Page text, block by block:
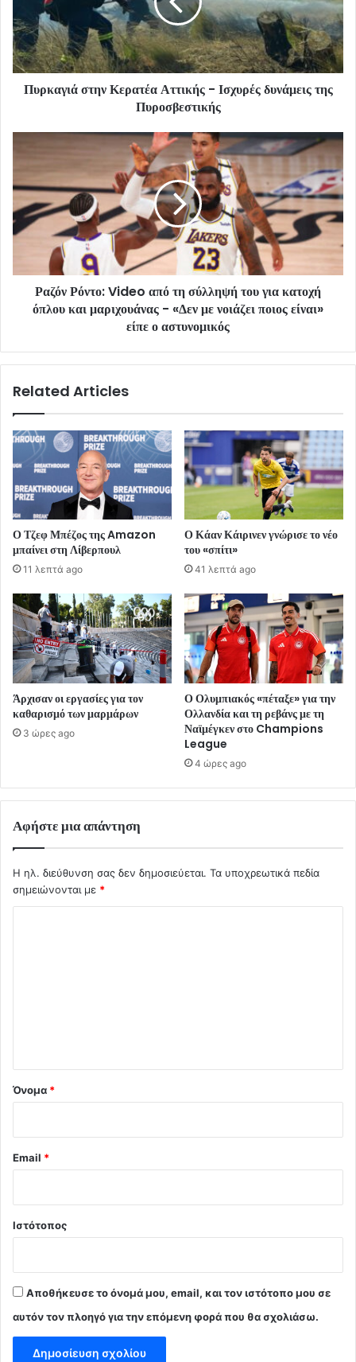
Πυρκαγιά στην Κερατέα Αττικής - Ισχυρές δυνάμεις της
Πυροσβεστικής
Ραζόν Ρόντο: Video από τη σύλληψή του για κατοχή
όπλου και μαριχουάνας - «Δεν με νοιάζει ποιος είναι»
είπε ο αστυνομικός
Related Articles
Ο Τζεφ Μπέζος της Amazon
μπαίνει στη Λίβερπουλ
11 λεπτά ago
Ο Κάαν Κάιρινεν γνώρισε το νέο
του «σπίτι»
41 λεπτά ago
Άρχισαν οι εργασίες για τον
καθαρισμό των μαρμάρων
3 ώρες ago
Ο Ολυμπιακός «πέταξε» για την
Ολλανδία και τη ρεβάνς με τη
Ναϊμέγκεν στο Champions
League
4 ώρες ago
Αφήστε μια απάντηση
Η ηλ. διεύθυνση σας δεν δημοσιεύεται. Τα υποχρεωτικά πεδία
σημειώνονται με *
Όνομα *
Email *
Ιστότοπος
Αποθήκευσε το όνομά μου, email, και τον ιστότοπο μου σε
αυτόν τον πλοηγό για την επόμενη φορά που θα σχολιάσω.